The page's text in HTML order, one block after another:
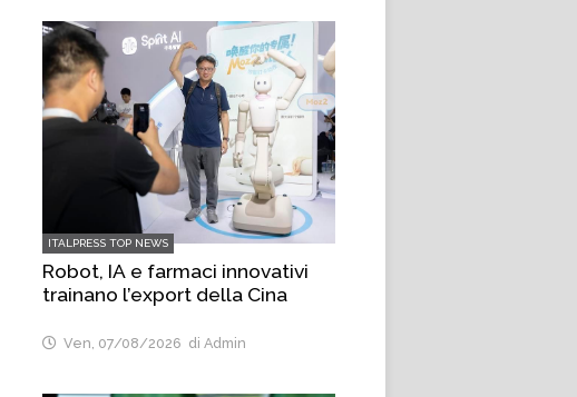
ITALPRESS TOP NEWS
Robot, IA e farmaci innovativi
trainano l’export della Cina
Ven, 07/08/2026 di Admin